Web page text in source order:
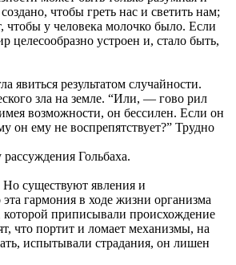
чтобы греть нас и светить нам;
чтобы у человека молочко было. Если
целесообразно устроен и, стало быть,
явиться результатом случайности.
зла на земле. “Или, — гово рил
возможности, он бессилен. Если он
он ему не воспрепятствует?” Трудно
Гольбаха.
существуют явления и
гармония в ходе жизни организма
которой приписывали происхождение
что портит и ломает механизмы, на
испытывали страдания, он лишен